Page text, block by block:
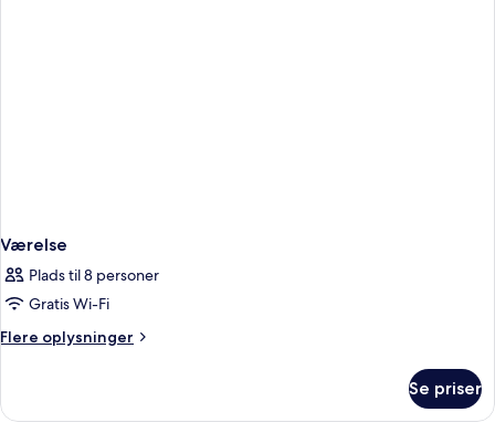
Værelse
Plads til 8 personer
Gratis Wi-Fi
Flere oplysninger
Flere
Se priser